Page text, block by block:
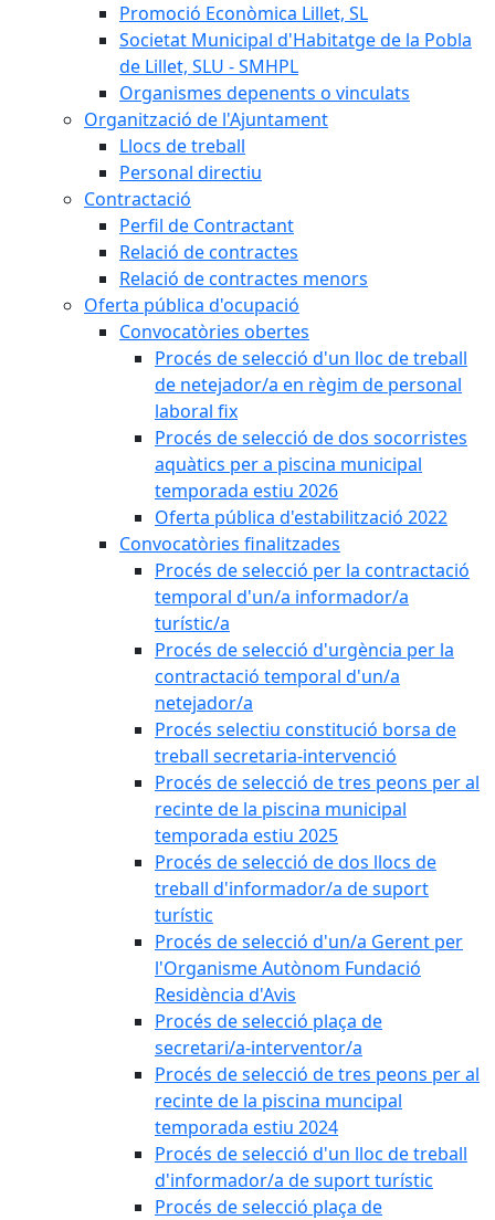
Promoció Econòmica Lillet, SL
Societat Municipal d'Habitatge de la Pobla
de Lillet, SLU - SMHPL
Organismes depenents o vinculats
Organització de l'Ajuntament
Llocs de treball
Personal directiu
Contractació
Perfil de Contractant
Relació de contractes
Relació de contractes menors
Oferta pública d'ocupació
Convocatòries obertes
Procés de selecció d'un lloc de treball
de netejador/a en règim de personal
laboral fix
Procés de selecció de dos socorristes
aquàtics per a piscina municipal
temporada estiu 2026
Oferta pública d'estabilització 2022
Convocatòries finalitzades
Procés de selecció per la contractació
temporal d'un/a informador/a
turístic/a
Procés de selecció d'urgència per la
contractació temporal d'un/a
netejador/a
Procés selectiu constitució borsa de
treball secretaria-intervenció
Procés de selecció de tres peons per al
recinte de la piscina municipal
temporada estiu 2025
Procés de selecció de dos llocs de
treball d'informador/a de suport
turístic
Procés de selecció d'un/a Gerent per
l'Organisme Autònom Fundació
Residència d'Avis
Procés de selecció plaça de
secretari/a-interventor/a
Procés de selecció de tres peons per al
recinte de la piscina muncipal
temporada estiu 2024
Procés de selecció d'un lloc de treball
d'informador/a de suport turístic
Procés de selecció plaça de